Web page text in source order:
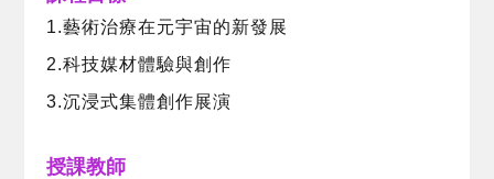
1.藝術治療在元宇宙的新發展
2.科技媒材體驗與創作
3.沉浸式集體創作展演
授課教師